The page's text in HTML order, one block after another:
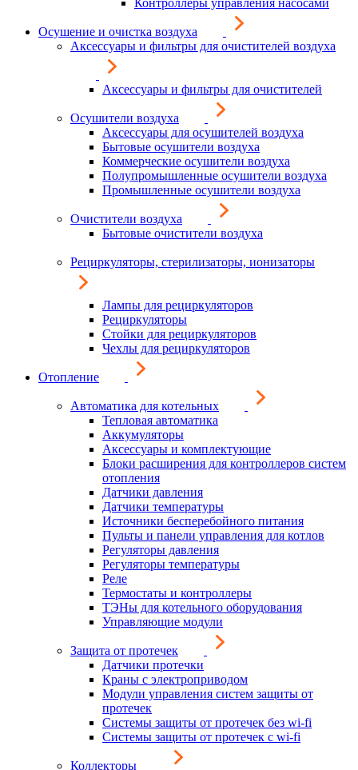
Контроллеры управления насосами
Осушение и очистка воздуха
Аксессуары и фильтры для очистителей воздуха
Аксессуары и фильтры для очистителей
Осушители воздуха
Аксессуары для осушителей воздуха
Бытовые осушители воздуха
Коммерческие осушители воздуха
Полупромышленные осушители воздуха
Промышленные осушители воздуха
Очистители воздуха
Бытовые очистители воздуха
Рециркуляторы, стерилизаторы, ионизаторы
Лампы для рециркуляторов
Рециркуляторы
Стойки для рециркуляторов
Чехлы для рециркуляторов
Отопление
Автоматика для котельных
Тепловая автоматика
Аккумуляторы
Аксессуары и комплектующие
Блоки расширения для контроллеров систем
отопления
Датчики давления
Датчики температуры
Источники бесперебойного питания
Пульты и панели управления для котлов
Регуляторы давления
Регуляторы температуры
Реле
Термостаты и контроллеры
ТЭНы для котельного оборудования
Управляющие модули
Защита от протечек
Датчики протечки
Краны с электроприводом
Модули управления систем защиты от
протечек
Системы защиты от протечек без wi-fi
Системы защиты от протечек с wi-fi
Коллекторы